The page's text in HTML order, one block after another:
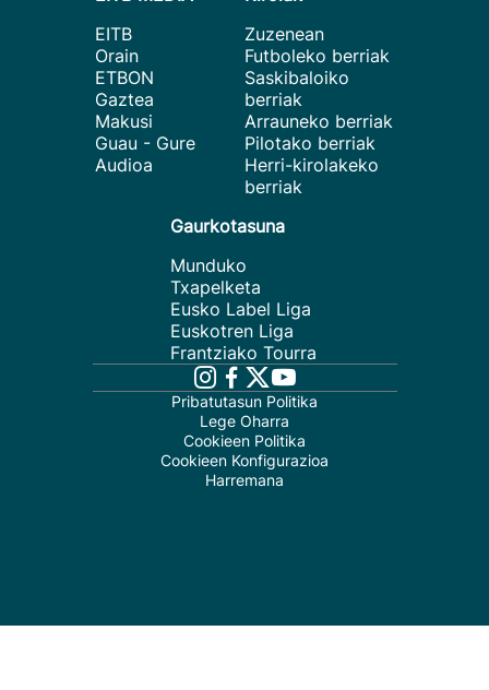
EITB
Orain
ETBON
Gaztea
Makusi
Guau - Gure
Audioa
Zuzenean
Futboleko berriak
Saskibaloiko
berriak
Arrauneko berriak
Pilotako berriak
Herri-kirolakeko
berriak
Gaurkotasuna
Munduko
Txapelketa
Eusko Label Liga
Euskotren Liga
Frantziako Tourra
Pribatutasun Politika
Lege Oharra
Cookieen Politika
Cookieen Konfigurazioa
Harremana